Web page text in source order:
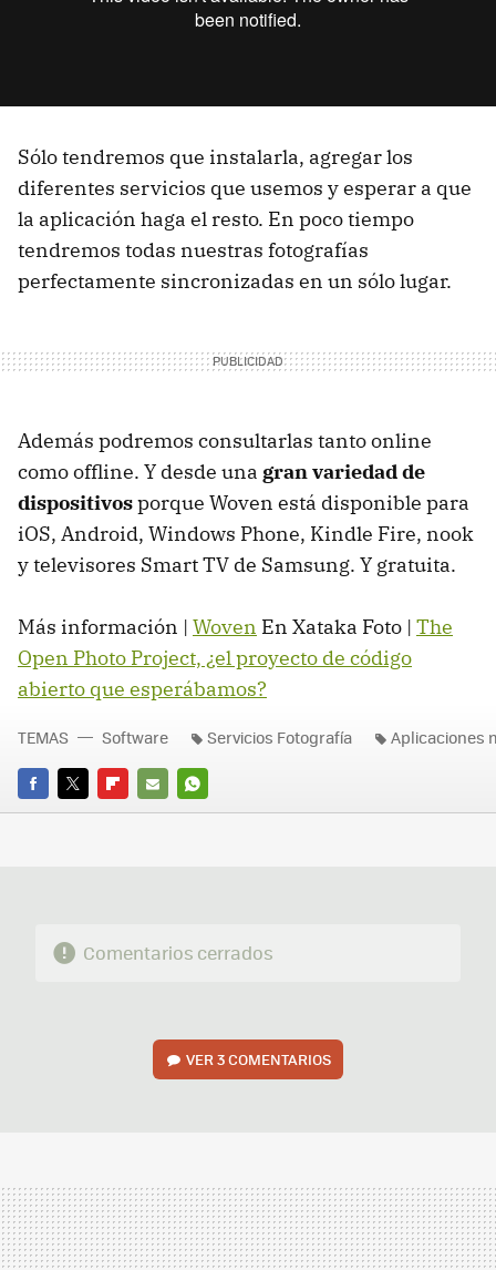
Sólo tendremos que instalarla, agregar los
diferentes servicios que usemos y esperar a que
la aplicación haga el resto. En poco tiempo
tendremos todas nuestras fotografías
perfectamente sincronizadas en un sólo lugar.
Además podremos consultarlas tanto online
como offline. Y desde una gran variedad de
dispositivosporque Woven está disponible para
iOS, Android, Windows Phone, Kindle Fire, nook
y televisores Smart TV de Samsung. Y gratuita.
Más información | Woven En Xataka Foto | The
Open Photo Project, ¿el proyecto de código
abierto que esperábamos?
FACEBOOK
TWITTERFLIPBOARD
E-
WHATSAPP
TEMAS Software Servicios Fotografía Aplicaciones
Comentarios cerrados
VER3 COMENTARIOS